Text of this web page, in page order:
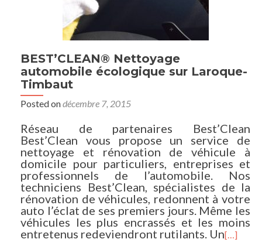
BEST’CLEAN® Nettoyage
automobile écologique sur Laroque-
Timbaut
Posted ondécembre 7, 2015
Réseau de partenaires Best’Clean
Best’Clean vous propose un service de
nettoyage et rénovation de véhicule à
domicile pour particuliers, entreprises et
professionnels de l’automobile. Nos
techniciens Best’Clean, spécialistes de la
rénovation de véhicules, redonnent à votre
auto l’éclat de ses premiers jours. Même les
véhicules les plus encrassés et les moins
entretenus redeviendront rutilants. Un[…]